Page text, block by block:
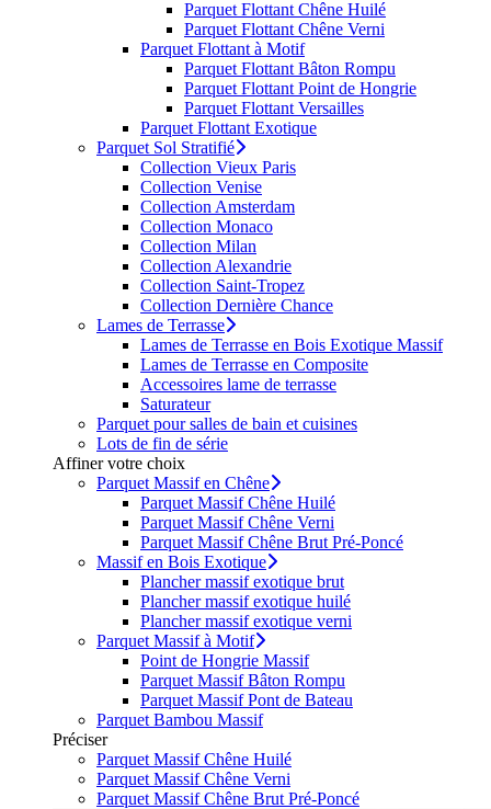
Parquet Flottant Chêne Huilé
Parquet Flottant Chêne Verni
Parquet Flottant à Motif
Parquet Flottant Bâton Rompu
Parquet Flottant Point de Hongrie
Parquet Flottant Versailles
Parquet Flottant Exotique
Parquet Sol Stratifié
Collection Vieux Paris
Collection Venise
Collection Amsterdam
Collection Monaco
Collection Milan
Collection Alexandrie
Collection Saint-Tropez
Collection Dernière Chance
Lames de Terrasse
Lames de Terrasse en Bois Exotique Massif
Lames de Terrasse en Composite
Accessoires lame de terrasse
Saturateur
Parquet pour salles de bain et cuisines
Lots de fin de série
Affiner votre choix
Parquet Massif en Chêne
Parquet Massif Chêne Huilé
Parquet Massif Chêne Verni
Parquet Massif Chêne Brut Pré-Poncé
Massif en Bois Exotique
Plancher massif exotique brut
Plancher massif exotique huilé
Plancher massif exotique verni
Parquet Massif à Motif
Point de Hongrie Massif
Parquet Massif Bâton Rompu
Parquet Massif Pont de Bateau
Parquet Bambou Massif
Préciser
Parquet Massif Chêne Huilé
Parquet Massif Chêne Verni
Parquet Massif Chêne Brut Pré-Poncé